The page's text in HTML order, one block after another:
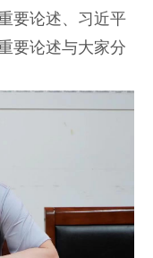
要论述、习近平
要论述与大家分